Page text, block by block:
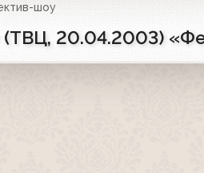
шоу
20.04.2003)